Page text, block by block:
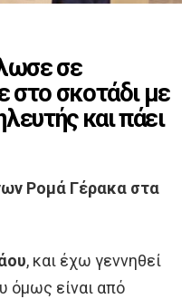
σε
στο σκοτάδι με
και πάει
Ρομά Γέρακα στα
, και έχω γεννηθεί
όμως είναι από